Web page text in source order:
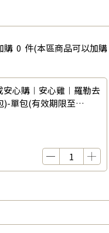
購 0 件(本區商品可以加購
安心購︱安心雞︱羅勒去
)-單包(有效期限至